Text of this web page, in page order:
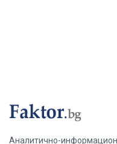
Аналитично-